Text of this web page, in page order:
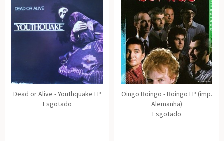
Dead or Alive - Youthquake LP
Esgotado
Oingo Boingo - Boingo LP (imp.
Alemanha)
Esgotado